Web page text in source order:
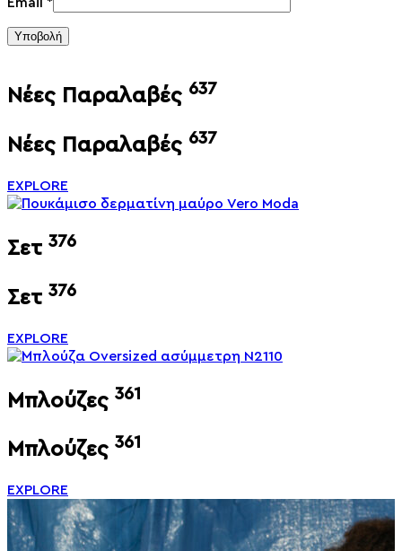
Υποβολή
Νέες Παραλαβές 637
Νέες Παραλαβές 637
EXPLORE
Σετ 376
Σετ 376
EXPLORE
Μπλούζες 361
Μπλούζες 361
EXPLORE